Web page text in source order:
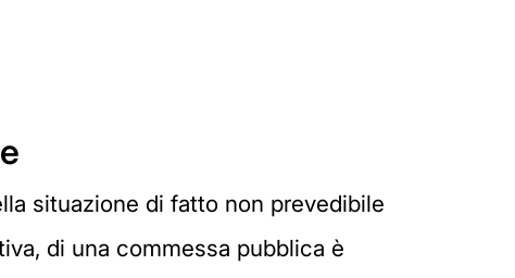
situazione di fatto non prevedibile
di una commessa pubblica è